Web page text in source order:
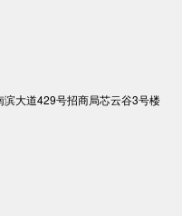
大道429号招商局芯云谷3号楼